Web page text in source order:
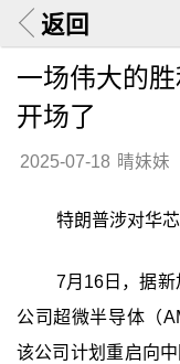
返回
一场伟大的
开场了
2025-07-18 晴妹妹
特朗普涉对华
7月16日，据
公司超微半导体（
该公司计划重启向